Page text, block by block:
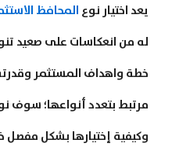
يعد اختيار نوع المحافظ
له من انعكاسات على صعيد
خطة واهداف المستثمر
مرتبط بتعدد أنواعها؛ سوف
وكيفية إختيارها بشكل مفصل